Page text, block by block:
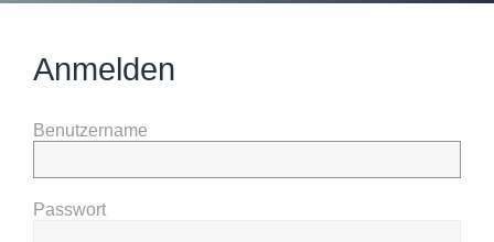
Anmelden
Benutzername
Passwort